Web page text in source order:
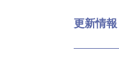
更新情報